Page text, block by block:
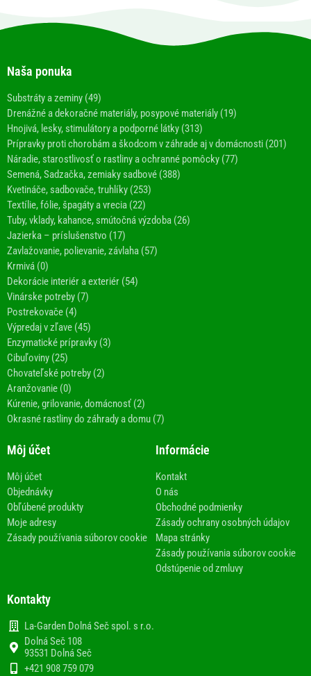
Naša ponuka
Substráty a zeminy (49)
Drenážné a dekoračné materiály, posypové materiály (19)
Hnojivá, lesky, stimulátory a podporné látky (313)
Prípravky proti chorobám a škodcom v záhrade aj v domácnosti (201)
Náradie, starostlivosť o rastliny a ochranné pomôcky (77)
Semená, Sadzačka, zemiaky sadbové (388)
Kvetináče, sadbovače, truhlíky (253)
Textílie, fólie, špagáty a vrecia (22)
Tuby, vklady, kahance, smútočná výzdoba (26)
Jazierka – príslušenstvo (17)
Zavlažovanie, polievanie, závlaha (57)
Krmivá (0)
Dekorácie interiér a exteriér (54)
Vinárske potreby (7)
Postrekovače (4)
Výpredaj v zľave (45)
Enzymatické prípravky (3)
Cibuľoviny (25)
Chovateľské potreby (2)
Aranžovanie (0)
Kúrenie, grilovanie, domácnosť (2)
Okrasné rastliny do záhrady a domu (7)
Môj účet
Môj účet
Objednávky
Obľúbené produkty
Moje adresy
Zásady používania súborov cookie
Informácie
Kontakt
O nás
Obchodné podmienky
Zásady ochrany osobných údajov
Mapa stránky
Zásady používania súborov cookie
Odstúpenie od zmluvy
Kontakty
La-Garden Dolná Seč spol. s r.o.
Dolná Seč 108
93531 Dolná Seč
+421 908 759 079